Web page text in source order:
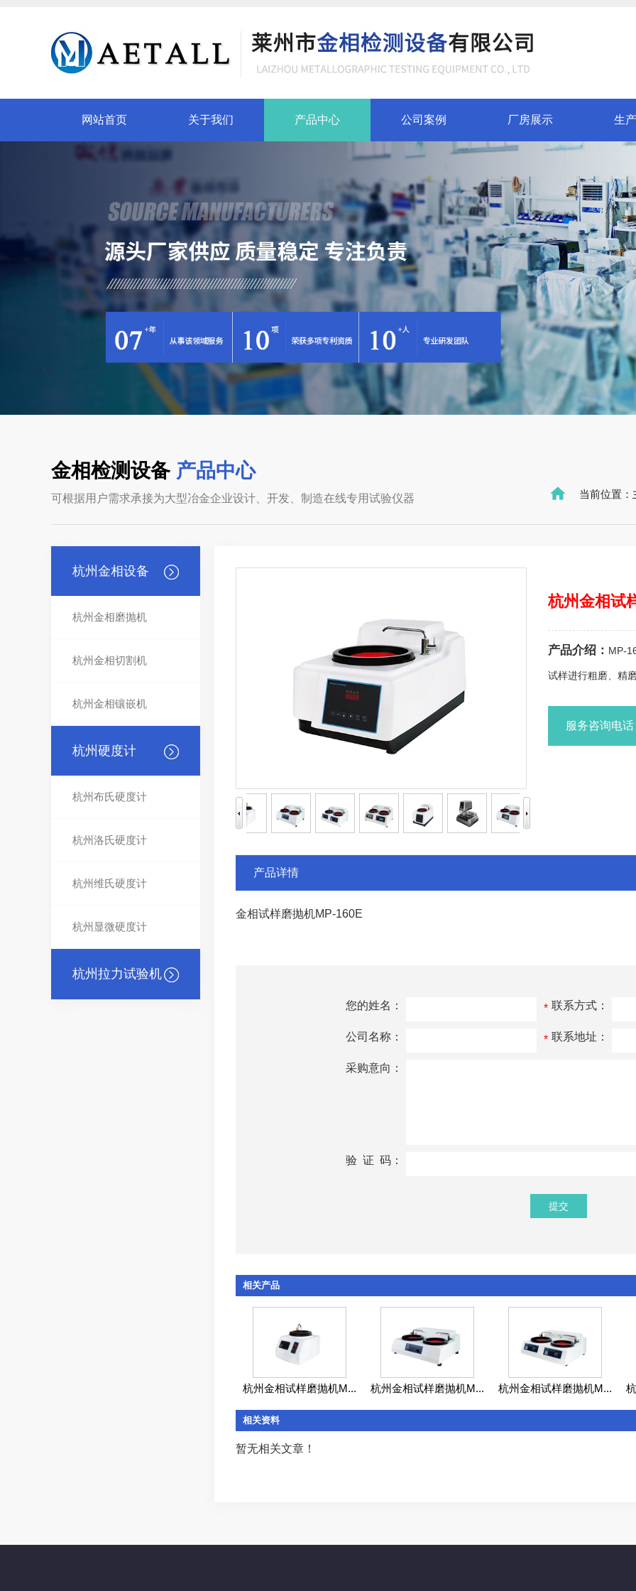
网站首页 关于我们 产品中心 公司案例 厂房展示 生
金相检测设备 产品中心
可根据用户需求承接为大型冶金企业设计、开发、制造在线专用试验仪器 当前位置：
杭州金相设备
杭州金相磨抛机
杭州金相切割机
杭州金相镶嵌机
杭州硬度计
杭州布氏硬度计
杭州洛氏硬度计
杭州维氏硬度计
杭州显微硬度计
杭州拉力试验机
杭州金相试
产品介绍： MP-
试样进行粗磨、精
服务咨询电
产品详情
金相试样磨抛机MP-160E
您的姓名： * 联系方式：
公司名称： * 联系地址：
采购意向：
验 证 码：
相关产品
杭州金相试样磨抛机M... 杭州金相试样磨抛机M... 杭州金相试样磨抛机M...
相关资料
暂无相关文章！